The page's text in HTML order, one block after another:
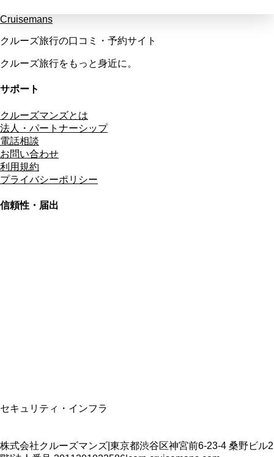
Cruisemans
クルーズ旅行の口コミ・予約サイト
クルーズ旅行をもっと身近に。
サポート
クルーズマンズとは
法人・パートナーシップ
電話相談
お問い合わせ
利用規約
プライバシーポリシー
信頼性・届出
セキュリティ・インフラ
株式会社クルーズマンズ 東京都渋谷区神宮前6-23-4 桑野ビル2